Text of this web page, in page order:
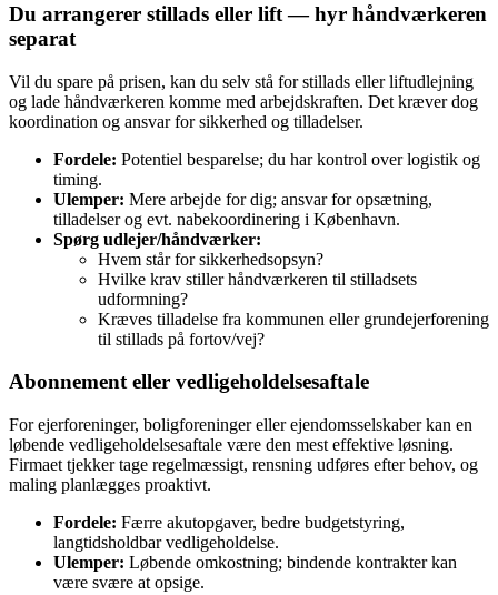
Du arrangerer stillads eller lift — hyr håndværkeren
separat
Vil du spare på prisen, kan du selv stå for stillads eller liftudlejning
og lade håndværkeren komme med arbejdskraften. Det kræver dog
koordination og ansvar for sikkerhed og tilladelser.
Fordele: Potentiel besparelse; du har kontrol over logistik og
timing.
Ulemper: Mere arbejde for dig; ansvar for opsætning,
tilladelser og evt. nabekoordinering i København.
Spørg udlejer/håndværker:
Hvem står for sikkerhedsopsyn?
Hvilke krav stiller håndværkeren til stilladsets
udformning?
Kræves tilladelse fra kommunen eller grundejerforening
til stillads på fortov/vej?
Abonnement eller vedligeholdelsesaftale
For ejerforeninger, boligforeninger eller ejendomsselskaber kan en
løbende vedligeholdelsesaftale være den mest effektive løsning.
Firmaet tjekker tage regelmæssigt, rensning udføres efter behov, og
maling planlægges proaktivt.
Fordele: Færre akutopgaver, bedre budgetstyring,
langtidsholdbar vedligeholdelse.
Ulemper: Løbende omkostning; bindende kontrakter kan
være svære at opsige.